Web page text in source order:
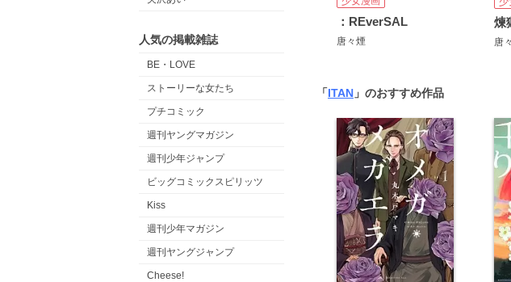
人気の掲載雑誌
BE・LOVE
ストーリーな女たち
プチコミック
週刊ヤングマガジン
週刊少年ジャンプ
ビッグコミックスピリッツ
Kiss
週刊少年マガジン
週刊ヤングジャンプ
Cheese!
：REverSAL
唐々煙
煉
唐
「ITAN 」のおすすめ作品